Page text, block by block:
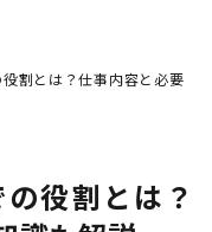
割とは？仕事内容と必要
役割とは？